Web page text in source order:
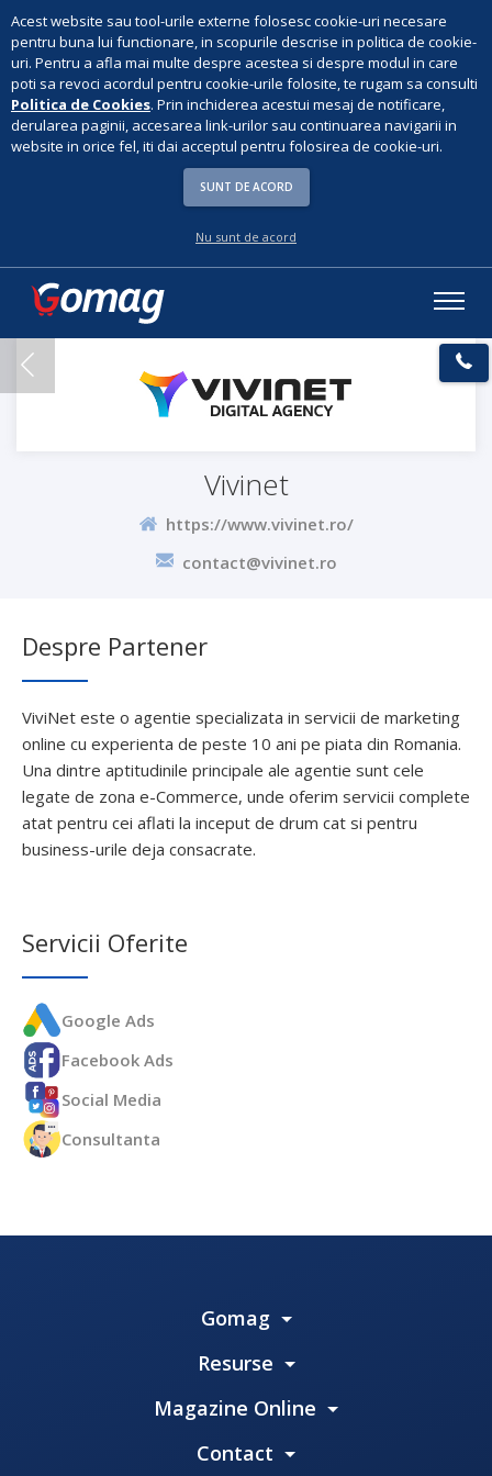
Acest website sau tool-urile externe folosesc cookie-uri necesare
pentru buna lui functionare, in scopurile descrise in politica de cookie-
uri. Pentru a afla mai multe despre acestea si despre modul in care
poti sa revoci acordul pentru cookie-urile folosite, te rugam sa consulti
Politica de Cookies. Prin inchiderea acestui mesaj de notificare,
derularea paginii, accesarea link-urilor sau continuarea navigarii in
website in orice fel, iti dai acceptul pentru folosirea de cookie-uri.
SUNT DE ACORD
Nu sunt de acord
Vivinet
https://www.vivinet.ro/
contact@vivinet.ro
Despre Partener
ViviNet este o agentie specializata in servicii de marketing
online cu experienta de peste 10 ani pe piata din Romania.
Una dintre aptitudinile principale ale agentie sunt cele
legate de zona e-Commerce, unde oferim servicii complete
atat pentru cei aflati la inceput de drum cat si pentru
business-urile deja consacrate.
Servicii Oferite
Google Ads
Facebook Ads
Social Media
Consultanta
Gomag
Resurse
Magazine Online
Contact